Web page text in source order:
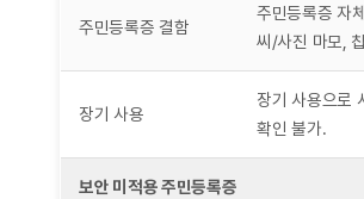
주민등록증 결함
주민등록증 자
씨/사진 마모,
장기 사용
장기 사용으로
확인 불가.
보안 미적용 주민등록증